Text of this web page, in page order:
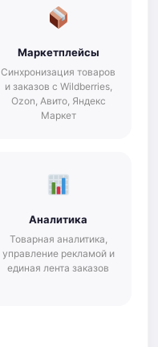
Маркетплейсы
Синхронизация товаров
и заказов с Wildberries,
Ozon, Авито, Яндекс
Маркет
Аналитика
Товарная аналитика,
управление рекламой и
единая лента заказов